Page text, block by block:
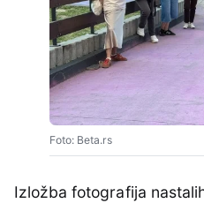
Foto: Beta.rs
Izložba fotografija